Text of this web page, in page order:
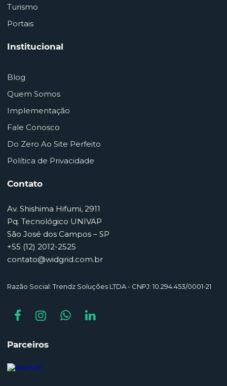
Turismo
Portais
Institucional
Blog
Quem Somos
Implementação
Fale Conosco
Do Zero Ao Site Perfeito
Política de Privacidade
Contato
Av. Shishima Hifumi, 2911
Pq. Tecnológico UNIVAP
São José dos Campos – SP
+55 (12) 2012-2525
contato@widgrid.com.br
Razão Social: Trendz Soluções LTDA - CNPJ: 10.294.453/0001-21
Parceiros